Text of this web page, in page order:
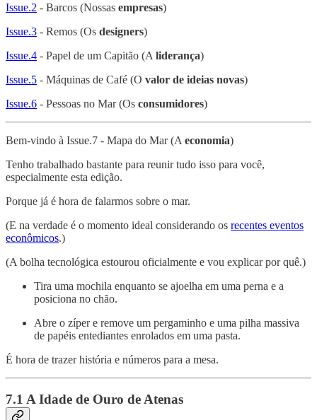
Issue.2 - Barcos (Nossas empresas)
Issue.3 - Remos (Os designers)
Issue.4 - Papel de um Capitão (A liderança)
Issue.5 - Máquinas de Café (O valor de ideias novas)
Issue.6 - Pessoas no Mar (Os consumidores)
Bem-vindo à Issue.7 - Mapa do Mar (A economia)
Tenho trabalhado bastante para reunir tudo isso para você,
especialmente esta edição.
Porque já é hora de falarmos sobre o mar.
(E na verdade é o momento ideal considerando os recentes eventos
econômicos.)
(A bolha tecnológica estourou oficialmente e vou explicar por quê.)
Tira uma mochila enquanto se ajoelha em uma perna e a
posiciona no chão.
Abre o zíper e remove um pergaminho e uma pilha massiva
de papéis entediantes enrolados em uma pasta.
É hora de trazer história e números para a mesa.
7.1 A Idade de Ouro de Atenas